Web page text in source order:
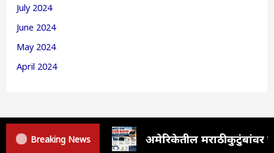
July 2024
June 2024
May 2024
April 2024
Breaking News अमेरिकेतील मराठी कुटुंबांवर